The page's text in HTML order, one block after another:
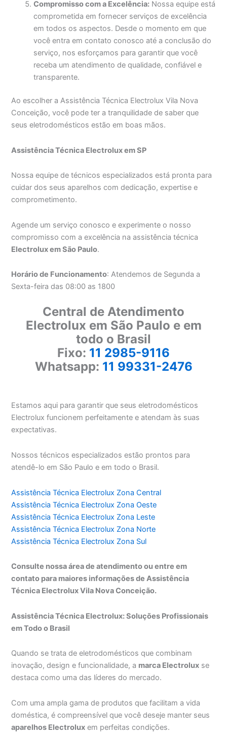
Compromisso com a Excelência: Nossa equipe está
comprometida em fornecer serviços de excelência
em todos os aspectos. Desde o momento em que
você entra em contato conosco até a conclusão do
serviço, nos esforçamos para garantir que você
receba um atendimento de qualidade, confiável e
transparente.
Ao escolher a Assistência Técnica Electrolux Vila Nova
Conceição, você pode ter a tranquilidade de saber que
seus eletrodomésticos estão em boas mãos.
Assistência Técnica Electrolux em SP
Nossa equipe de técnicos especializados está pronta para
cuidar dos seus aparelhos com dedicação, expertise e
comprometimento.
Agende um serviço conosco e experimente o nosso
compromisso com a excelência na assistência técnica
Electrolux em São Paulo.
Horário de Funcionamento: Atendemos de Segunda a
Sexta-feira das 08:00 as 1800
Central de Atendimento
Electrolux em São Paulo e em
todo o Brasil
Fixo: 11 2985-9116
Whatsapp: 11 99331-2476
Estamos aqui para garantir que seus eletrodomésticos
Electrolux funcionem perfeitamente e atendam às suas
expectativas.
Nossos técnicos especializados estão prontos para
atendê-lo em São Paulo e em todo o Brasil.
Assistência Técnica Electrolux Zona Central
Assistência Técnica Electrolux Zona Oeste
Assistência Técnica Electrolux Zona Leste
Assistência Técnica Electrolux Zona Norte
Assistência Técnica Electrolux Zona Sul
Consulte nossa área de atendimento ou entre em
contato para maiores informações de Assistência
Técnica Electrolux Vila Nova Conceição.
Assistência Técnica Electrolux: Soluções Profissionais
em Todo o Brasil
Quando se trata de eletrodomésticos que combinam
inovação, design e funcionalidade, a marca Electrolux se
destaca como uma das líderes do mercado.
Com uma ampla gama de produtos que facilitam a vida
doméstica, é compreensível que você deseje manter seus
aparelhos Electrolux em perfeitas condições.